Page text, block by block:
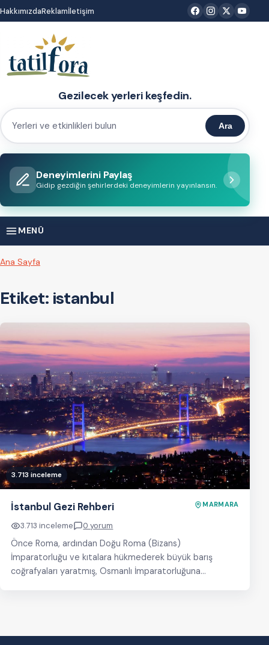
İçeriğe
atla
HakkımızdaReklamİletişim
Gezilecek yerleri keşfedin.
Yerleri
etkinlikleri
bulun
Ara
Deneyimlerini Paylaş
Gidip gezdiğin şehirlerdeki deneyimlerin yayınlansın.
MENÜ
Ana Sayfa
Etiket: istanbul
3.713 inceleme
İstanbul Gezi Rehberi MARMARA
3.713 inceleme 0 yorum
Önce Roma, ardından Doğu Roma (Bizans)
İmparatorluğu ve kıtalara hükmederek büyük barış
coğrafyaları yaratmış, Osmanlı İmparatorluğuna